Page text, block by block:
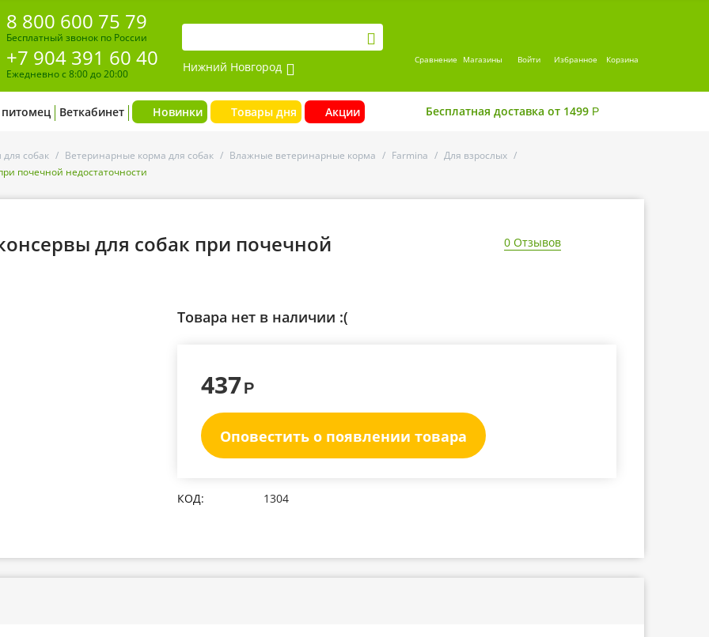
8 800 600 75 79
Бесплатный звонок по России
+7 904 391 60 40
Ежедневно с 8:00 до 20:00 Нижний Новгород Сравнение Магазины Войти Избранное Корзина
Веткабинет Новинки Товары дня Акции Бесплатная доставка от 1499 Р
собак / Ветеринарные корма для собак / Влажные ветеринарные корма / Farmina / Для взрослых /
почечной недостаточности
для собак при почечной 0 Отзывов
Товара нет в наличии :(
437Р
Оповестить о появлении товара
КОД: 1304